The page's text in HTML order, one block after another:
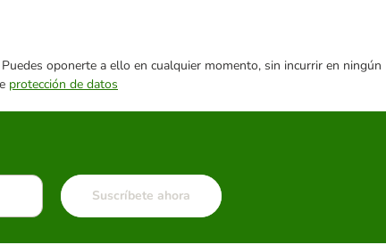
oponerte a ello en cualquier momento, sin incurrir en ningún
protección de datos
Suscríbete ahora